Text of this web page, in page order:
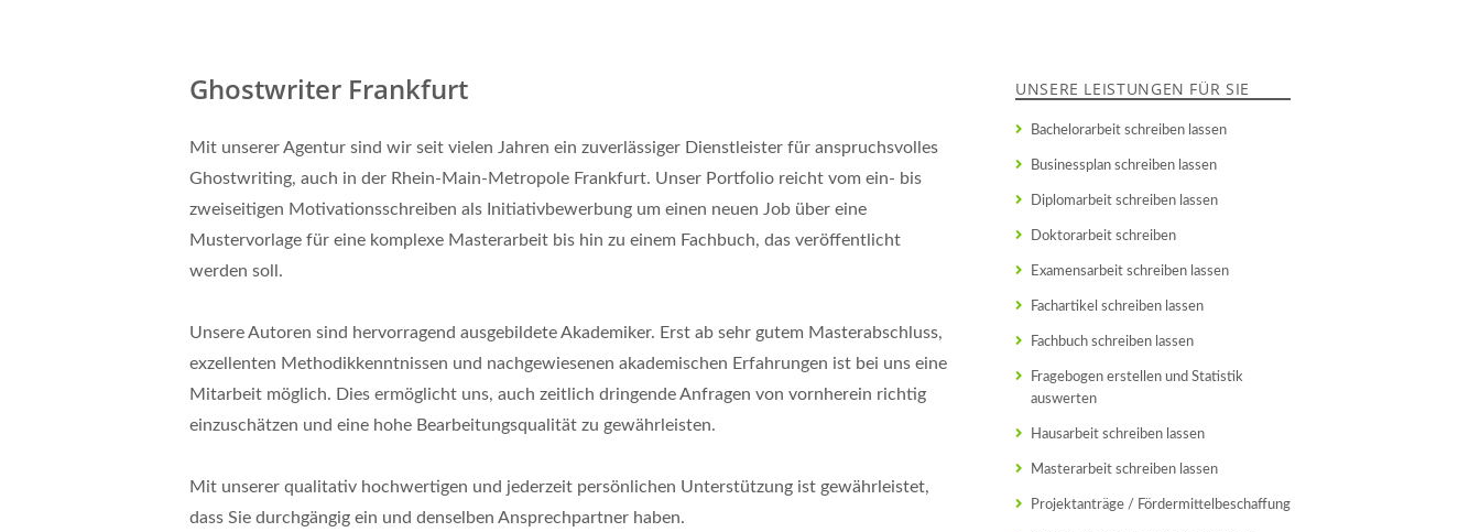
Ghostwriter Frankfurt
Mit unserer Agentur sind wir seit vielen Jahren ein zuverlässiger Dienstleister für anspruchsvolles
Ghostwriting, auch in der Rhein-Main-Metropole Frankfurt. Unser Portfolio reicht vom ein- bis
zweiseitigen Motivationsschreiben als Initiativbewerbung um einen neuen Job über eine
Mustervorlage für eine komplexe Masterarbeit bis hin zu einem Fachbuch, das veröffentlicht
werden soll.
Unsere Autoren sind hervorragend ausgebildete Akademiker. Erst ab sehr gutem Masterabschluss,
exzellenten Methodikkenntnissen und nachgewiesenen akademischen Erfahrungen ist bei uns eine
Mitarbeit möglich. Dies ermöglicht uns, auch zeitlich dringende Anfragen von vornherein richtig
einzuschätzen und eine hohe Bearbeitungsqualität zu gewährleisten.
Mit unserer qualitativ hochwertigen und jederzeit persönlichen Unterstützung ist gewährleistet,
dass Sie durchgängig ein und denselben Ansprechpartner haben.
UNSERE LEISTUNGEN FÜR SIE
Bachelorarbeit schreiben lassen
Businessplan schreiben lassen
Diplomarbeit schreiben lassen
Doktorarbeit schreiben
Examensarbeit schreiben lassen
Fachartikel schreiben lassen
Fachbuch schreiben lassen
Fragebogen erstellen und Statistik
auswerten
Hausarbeit schreiben lassen
Masterarbeit schreiben lassen
Projektanträge / Fördermittelbeschaffung